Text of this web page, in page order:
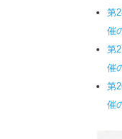
第
催
第
催
第
催